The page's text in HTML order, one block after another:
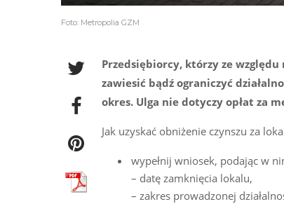
Foto: Metropolia GZM
Przedsiębiorcy, którzy ze
zawiesić bądź ograniczyć
okres. Ulga nie dotyczy opłat za
Jak uzyskać obniżenie czynszu za
wypełnij wniosek, podając w
– datę zamknięcia lokalu,
– zakres prowadzonej